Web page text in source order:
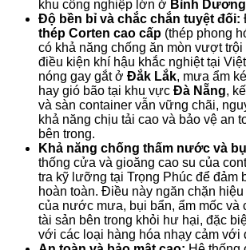
khu công nghiệp lớn ở Bình Dương
Độ bền bỉ và chắc chắn tuyệt đối:
thép Corten cao cấp (thép phong
có khả năng chống ăn mòn vượt
điều kiện khí hậu khắc nghiệt tại
nóng gay gắt ở Đắk Lắk, mưa ẩm
hay gió bão tại khu vực Đà Nẵng,
và sàn container vẫn vững chãi,
khả năng chịu tải cao và bảo vệ an
bên trong.
Khả năng chống thấm nước và
thống cửa và gioăng cao su của
tra kỹ lưỡng tại Trọng Phúc để đảm
hoàn toàn. Điều này ngăn chặn
của nước mưa, bụi bẩn, ẩm mốc và
tài sản bên trong khỏi hư hại, đặc
với các loại hàng hóa nhạy cảm với